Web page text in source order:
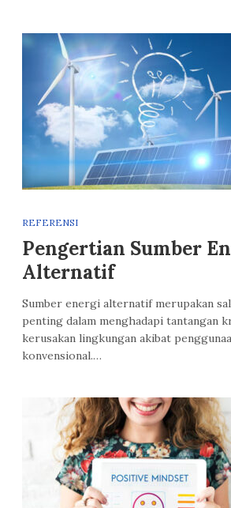
REFERENSI
Pengertian Sumber
Alternatif
Sumber energi alternatif merupakan
penting dalam menghadapi tantangan
kerusakan lingkungan akibat
konvensional.…